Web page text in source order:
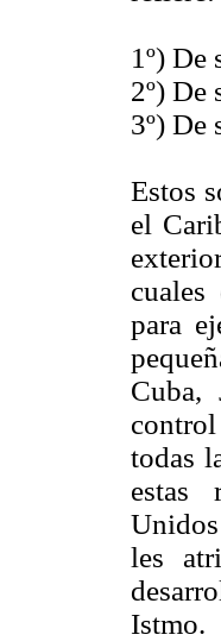
1º) De
2º) De
3º) De
Estos
el
para
Cuba,
todas
estas
les
Istmo.